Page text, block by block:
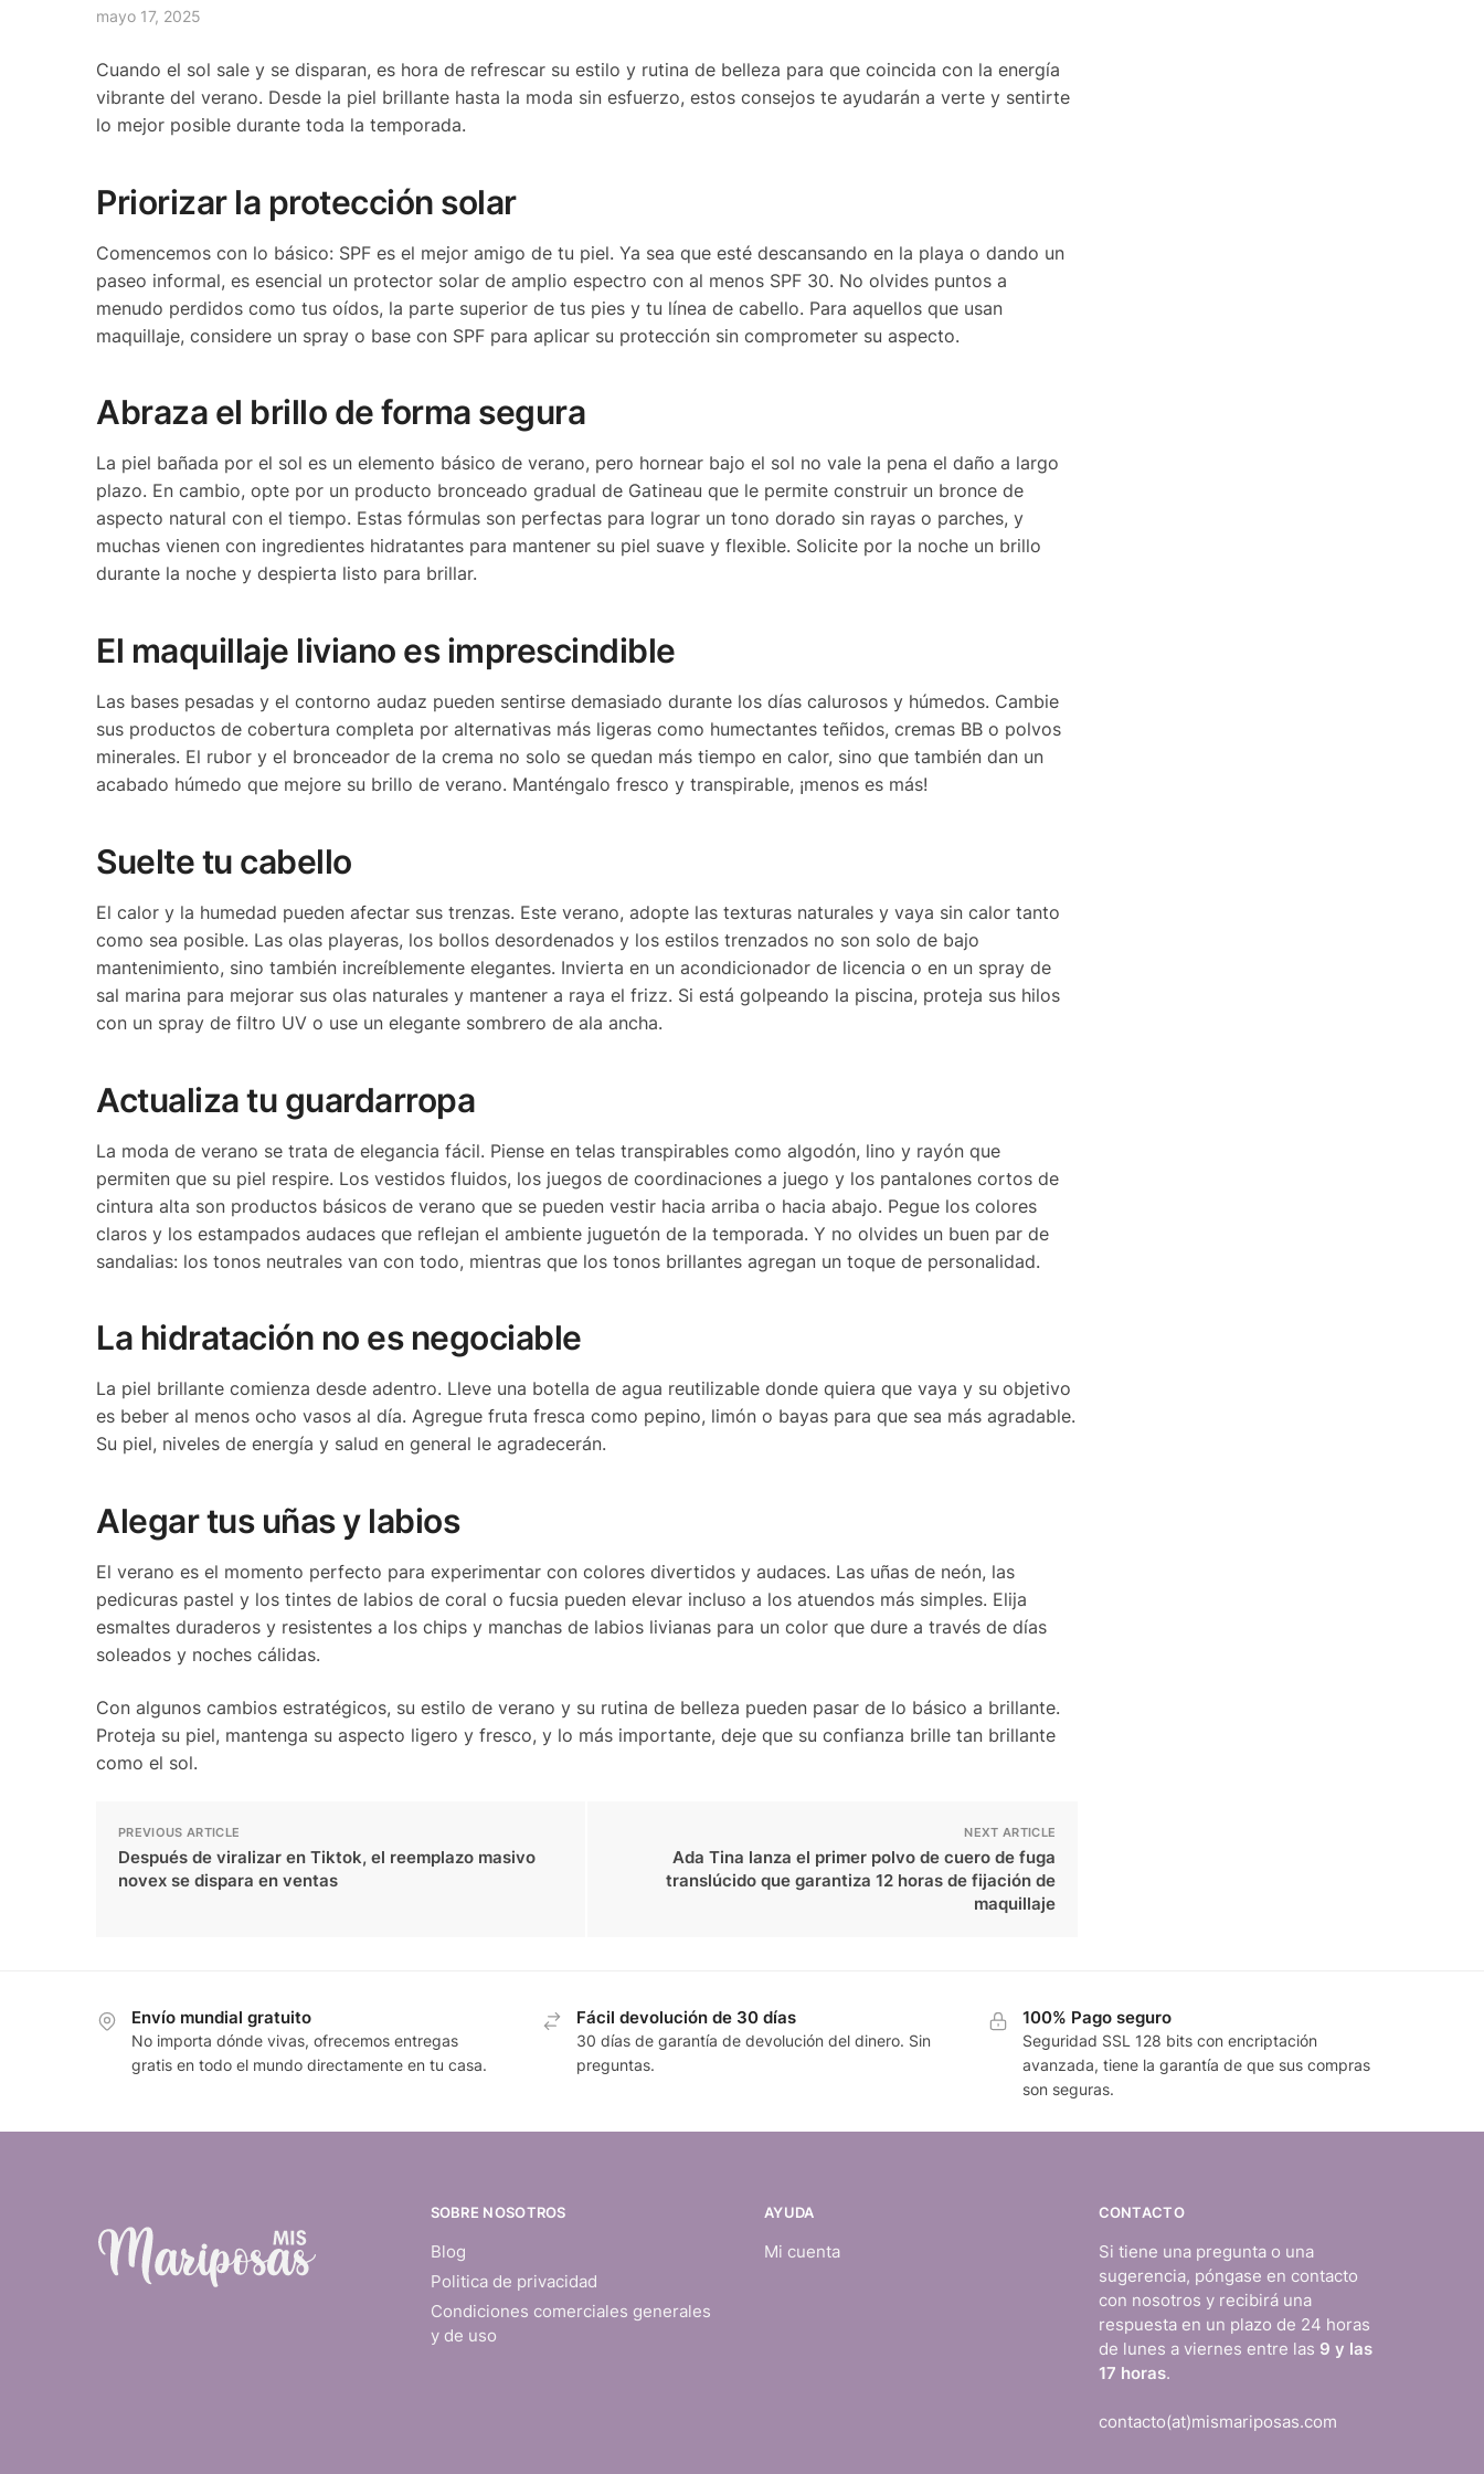
mayo 17, 2025
Cuando el sol sale y se disparan, es hora de refrescar su estilo y rutina de belleza para que coincida con la energía
vibrante del verano. Desde la piel brillante hasta la moda sin esfuerzo, estos consejos te ayudarán a verte y sentirte
lo mejor posible durante toda la temporada.
Priorizar la protección solar
Comencemos con lo básico: SPF es el mejor amigo de tu piel. Ya sea que esté descansando en la playa o dando un
paseo informal, es esencial un protector solar de amplio espectro con al menos SPF 30. No olvides puntos a
menudo perdidos como tus oídos, la parte superior de tus pies y tu línea de cabello. Para aquellos que usan
maquillaje, considere un spray o base con SPF para aplicar su protección sin comprometer su aspecto.
Abraza el brillo de forma segura
La piel bañada por el sol es un elemento básico de verano, pero hornear bajo el sol no vale la pena el daño a largo
plazo. En cambio, opte por un producto bronceado gradual de Gatineau que le permite construir un bronce de
aspecto natural con el tiempo. Estas fórmulas son perfectas para lograr un tono dorado sin rayas o parches, y
muchas vienen con ingredientes hidratantes para mantener su piel suave y flexible. Solicite por la noche un brillo
durante la noche y despierta listo para brillar.
El maquillaje liviano es imprescindible
Las bases pesadas y el contorno audaz pueden sentirse demasiado durante los días calurosos y húmedos. Cambie
sus productos de cobertura completa por alternativas más ligeras como humectantes teñidos, cremas BB o polvos
minerales. El rubor y el bronceador de la crema no solo se quedan más tiempo en calor, sino que también dan un
acabado húmedo que mejore su brillo de verano. Manténgalo fresco y transpirable, ¡menos es más!
Suelte tu cabello
El calor y la humedad pueden afectar sus trenzas. Este verano, adopte las texturas naturales y vaya sin calor tanto
como sea posible. Las olas playeras, los bollos desordenados y los estilos trenzados no son solo de bajo
mantenimiento, sino también increíblemente elegantes. Invierta en un acondicionador de licencia o en un spray de
sal marina para mejorar sus olas naturales y mantener a raya el frizz. Si está golpeando la piscina, proteja sus hilos
con un spray de filtro UV o use un elegante sombrero de ala ancha.
Actualiza tu guardarropa
La moda de verano se trata de elegancia fácil. Piense en telas transpirables como algodón, lino y rayón que
permiten que su piel respire. Los vestidos fluidos, los juegos de coordinaciones a juego y los pantalones cortos de
cintura alta son productos básicos de verano que se pueden vestir hacia arriba o hacia abajo. Pegue los colores
claros y los estampados audaces que reflejan el ambiente juguetón de la temporada. Y no olvides un buen par de
sandalias: los tonos neutrales van con todo, mientras que los tonos brillantes agregan un toque de personalidad.
La hidratación no es negociable
La piel brillante comienza desde adentro. Lleve una botella de agua reutilizable donde quiera que vaya y su objetivo
es beber al menos ocho vasos al día. Agregue fruta fresca como pepino, limón o bayas para que sea más agradable.
Su piel, niveles de energía y salud en general le agradecerán.
Alegar tus uñas y labios
El verano es el momento perfecto para experimentar con colores divertidos y audaces. Las uñas de neón, las
pedicuras pastel y los tintes de labios de coral o fucsia pueden elevar incluso a los atuendos más simples. Elija
esmaltes duraderos y resistentes a los chips y manchas de labios livianas para un color que dure a través de días
soleados y noches cálidas.
Con algunos cambios estratégicos, su estilo de verano y su rutina de belleza pueden pasar de lo básico a brillante.
Proteja su piel, mantenga su aspecto ligero y fresco, y lo más importante, deje que su confianza brille tan brillante
como el sol.
PREVIOUS ARTICLE
Después de viralizar en Tiktok, el reemplazo masivo
novex se dispara en ventas
NEXT ARTICLE
Ada Tina lanza el primer polvo de cuero de fuga
translúcido que garantiza 12 horas de fijación de
maquillaje
Envío mundial gratuito
No importa dónde vivas, ofrecemos entregas
gratis en todo el mundo directamente en tu casa.
Fácil devolución de 30 días
30 días de garantía de devolución del dinero. Sin
preguntas.
100% Pago seguro
Seguridad SSL 128 bits con encriptación
avanzada, tiene la garantía de que sus compras
son seguras.
SOBRE NOSOTROS
Blog
Politica de privacidad
Condiciones comerciales generales
y de uso
AYUDA
Mi cuenta
CONTACTO
Si tiene una pregunta o una
sugerencia, póngase en contacto
con nosotros y recibirá una
respuesta en un plazo de 24 horas
de lunes a viernes entre las 9 y las
17 horas.
contacto(at)mismariposas.com